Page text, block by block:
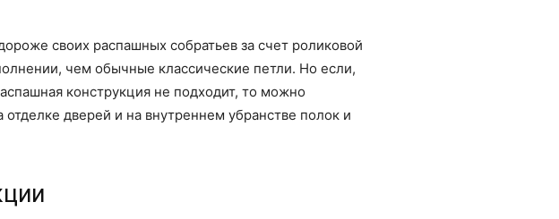
своих распашных собратьев за счет роликовой
чем обычные классические петли. Но если,
конструкция не подходит, то можно
дверей и на внутреннем убранстве полок и